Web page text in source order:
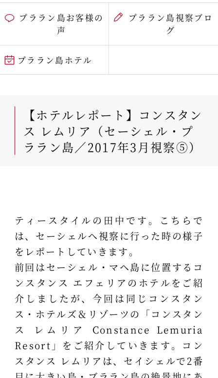
プララン島お客様の
声
プララン島視察ブロ
グ
プララン島ホテル
【ホテルレポート】コンスタン
ス レムリア（セーシェル・プ
ララン島／2017年3月視察⑤）
ティースタイルの田中です。こちらで
は、セーシェルへ視察に行った時の様子
をレポートしていきます。
前回はセーシェル・マヘ島に位置するコ
ンスタンス エフェリアのホテルをご紹
介しましたが、今回は同じコンスタン
ス・ホテルズ＆リゾーツの「コンスタン
ス レムリア Constance Lemuria
Resort」をご紹介していきます。コン
スタンス レムリアは、セイシェルで2番